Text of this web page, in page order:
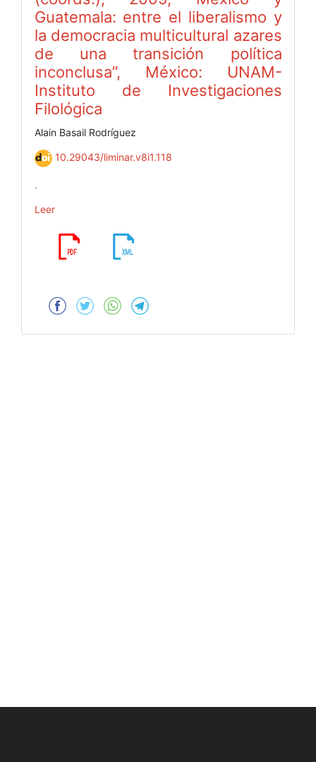
Guatemala: entre el liberalismo y
la democracia multicultural azares
de una transición política
inconclusa”, México: UNAM-
Instituto de Investigaciones
Filológica
Alain Basail Rodríguez
10.29043/liminar.v8i1.118
.
Leer